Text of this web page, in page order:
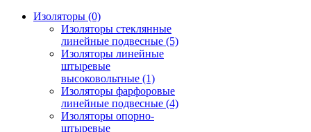
Изоляторы (0)
Изоляторы стеклянные
линейные подвесные (5)
Изоляторы линейные
штыревые
высоковольтные (1)
Изоляторы фарфоровые
линейные подвесные (4)
Изоляторы опорно-
штыревые